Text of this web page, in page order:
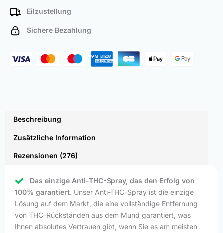
MengeEilzustellung
Sichere Bezahlung
Beschreibung
Zusätzliche Information
Rezensionen (276)
Das einzige Anti-THC-Spray, das den Erfolg von
100% garantiert. Unser Anti-THC-Spray ist die einzige
Lösung auf dem Markt, die eine vollständige Entfernung
von THC-Rückständen aus dem Mund garantiert, was
Ihnen absolutes Vertrauen gibt, wenn Sie es am meisten